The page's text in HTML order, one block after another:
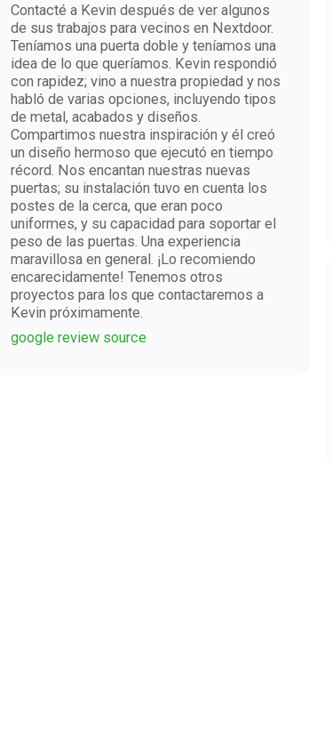
Contacté a Kevin después de ver algunos
de sus trabajos para vecinos en Nextdoor.
Teníamos una puerta doble y teníamos una
idea de lo que queríamos. Kevin respondió
con rapidez; vino a nuestra propiedad y nos
habló de varias opciones, incluyendo tipos
de metal, acabados y diseños.
Compartimos nuestra inspiración y él creó
un diseño hermoso que ejecutó en tiempo
récord. Nos encantan nuestras nuevas
puertas; su instalación tuvo en cuenta los
postes de la cerca, que eran poco
uniformes, y su capacidad para soportar el
peso de las puertas. Una experiencia
maravillosa en general. ¡Lo recomiendo
encarecidamente! Tenemos otros
proyectos para los que contactaremos a
Kevin próximamente.
google review source